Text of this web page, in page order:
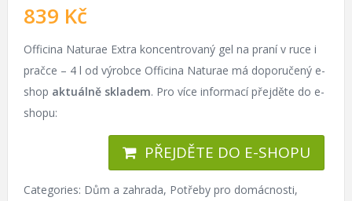
839 Kč
Officina Naturae Extra koncentrovaný gel na praní v ruce i
pračce – 4 l od výrobce Officina Naturae má doporučený e-
shop aktuálně skladem. Pro více informací přejděte do e-
shopu:
PŘEJDĚTE DO E-SHOPU
Categories: Dům a zahrada, Potřeby pro domácnosti,